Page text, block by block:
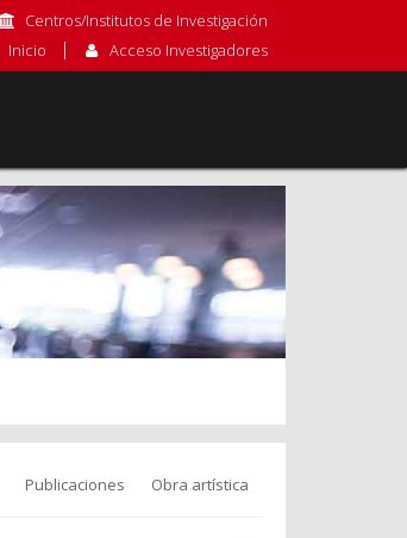
Centros/Institutos de Investigación
Inicio
Acceso Investigadores
Publicaciones Obra artística